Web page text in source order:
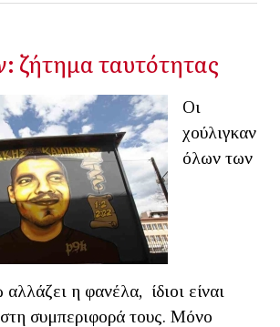
ζήτημα ταυτότητας
Οι
χούλιγκαν
όλων των
η φανέλα, ίδιοι είναι
συμπεριφορά τους. Μόνο